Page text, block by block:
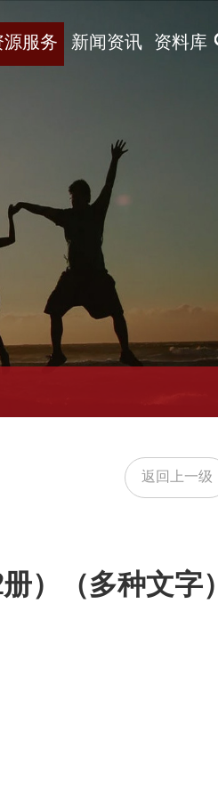
源服务 新闻资讯 资料库
返回上一级
）（多种文字）